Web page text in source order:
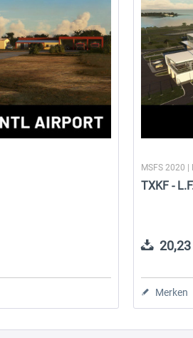
MSFS 2020 |
TXKF -
Merken